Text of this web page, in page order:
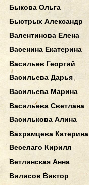
Быкова Ольга
Быстрых Александр
Валентинова Елена
Васенина Екатерина
Васильев Георгий
Васильева Дарья
Васильева Марина
Васильева Светлана
Василькова Алина
Вахрамцева Катерина
Веселаго Кирилл
Ветлинская Анна
Вилисов Виктор